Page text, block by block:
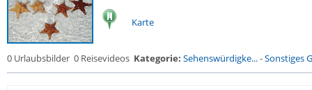
Karte
0 Urlaubsbilder 0 Reisevideos Kategorie: Sehenswürdigke...-Sonstiges